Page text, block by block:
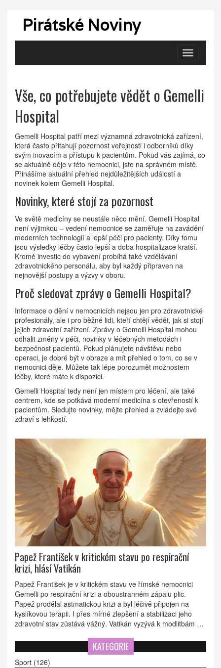
Pirátské Noviny
Zobrazit
navigaci
Vše, co potřebujete vědět o Gemelli
Hospital
Gemelli Hospital patří mezi významná zdravotnická zařízení,
která často přitahují pozornost veřejnosti i odborníků díky
svým inovacím a přístupu k pacientům. Pokud vás zajímá, co
se aktuálně děje v této nemocnici, jste na správném místě.
Přinášíme aktuální přehled nejdůležitějších událostí a
novinek kolem Gemelli Hospital.
Novinky, které stojí za pozornost
Ve světě medicíny se neustále něco mění. Gemelli Hospital
není výjimkou – vedení nemocnice se zaměřuje na zavádění
moderních technologií a lepší péči pro pacienty. Díky tomu
jsou výsledky léčby často lepší a doba hospitalizace kratší.
Kromě investic do vybavení probíhá také vzdělávání
zdravotnického personálu, aby byl každý připraven na
nejnovější postupy a výzvy v oboru.
Proč sledovat zprávy o Gemelli Hospital?
Informace o dění v nemocnicích nejsou jen pro zdravotnické
profesionály, ale i pro běžné lidi, kteří chtějí vědět, jak si stojí
jejich zdravotní zařízení. Zprávy o Gemelli Hospital mohou
odhalit změny v péči, novinky v léčebných metodách i
bezpečnost pacientů. Pokud plánujete návštěvu nebo
operaci, je dobré být v obraze a mít přehled o tom, co se v
nemocnici děje. Můžete tak lépe porozumět možnostem
léčby, které máte k dispozici.
Gemelli Hospital tedy není jen místem pro léčení, ale také
centrem, kde se potkává moderní medicína s otevřeností k
pacientům. Sledujte novinky, mějte přehled a zvládejte své
zdraví s lehkostí.
Papež František v kritickém stavu po respirační
krizi, hlásí Vatikán
Papež František je v kritickém stavu ve římské nemocnici
Gemelli po respirační krizi a oboustranném zápalu plic.
Papež prodělal astmatickou krizi a byl léčivě připojen na
kyslíkovou terapii. I přes mírné zlepšení a stabilizaci jeho
zdravotní stav zůstává vážný. Vatikán vyzývá k modlitbám za
KATEGORIE
Sport (126)